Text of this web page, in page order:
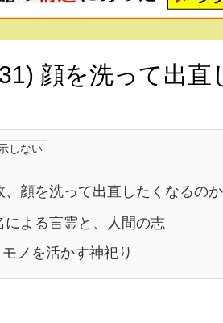
顔を洗って出
、顔を洗って出直したくなるのか
による言霊と、人間の志
モノを活かす神祀り